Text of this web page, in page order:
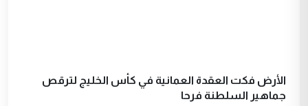
الأرض فكت العقدة العمانية في كأس الخليج لترقص
جماهير السلطنة فرحا